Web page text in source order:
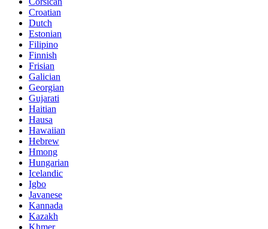
Croatian
Dutch
Estonian
Filipino
Finnish
Frisian
Galician
Georgian
Gujarati
Haitian
Hausa
Hawaiian
Hebrew
Hmong
Hungarian
Icelandic
Igbo
Javanese
Kannada
Kazakh
Khmer